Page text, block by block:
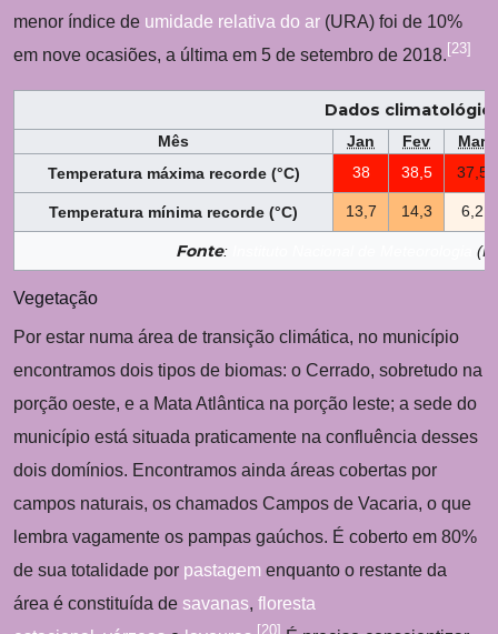
menor índice de umidade relativa do ar (URA) foi de 10%
em nove ocasiões, a última em 5 de setembro de 2018. [23]
Dados
Mês Jan Fev
Mar
Temperatura máxima recorde (°C)
38 38,5 37,5
Temperatura mínima recorde (°C) 13,7 14,3 6,2
Fonte:
Vegetação
Por estar numa área de transição climática, no município
encontramos dois tipos de biomas: o Cerrado, sobretudo na
porção oeste, e a Mata Atlântica na porção leste; a sede do
município está situada praticamente na confluência desses
dois domínios. Encontramos ainda áreas cobertas por
campos naturais, os chamados Campos de Vacaria, o que
lembra vagamente os pampas gaúchos. É coberto em 80%
de sua totalidade por pastagem enquanto o restante da
área é constituída de savanas, floresta
[20]